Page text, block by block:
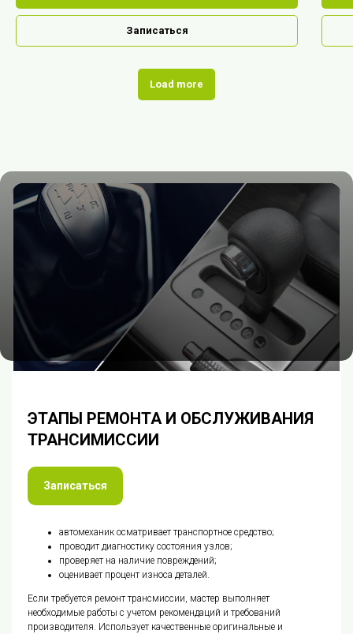
Записаться
Load more
ЭТАПЫ РЕМОНТА И ОБСЛУЖИВАНИЯ
ТРАНСИМИССИИ
Записаться
автомеханик осматривает транспортное средство;
проводит диагностику состояния узлов;
проверяет на наличие повреждений;
оценивает процент износа деталей.
Если требуется ремонт трансмиссии, мастер выполняет
необходимые работы с учетом рекомендаций и требований
производителя. Использует качественные оригинальные и